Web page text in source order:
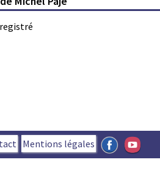
Mentions légales